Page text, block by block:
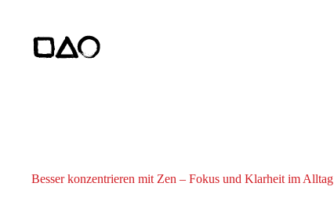
springen
Besser konzentrieren mit Zen – Fokus und Klarheit im Alltag